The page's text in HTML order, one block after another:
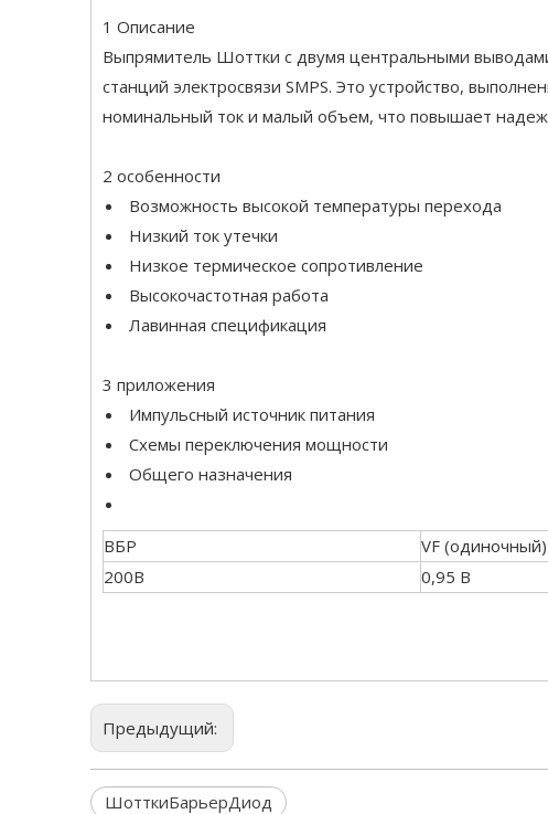
1 Описание
Выпрямитель Шоттки с двумя центральными
станций электросвязи SMPS. Это устройство,
номинальный ток и малый объем, что повышает
2 особенности
Возможность высокой температуры перехода
Низкий ток утечки
Низкое термическое сопротивление
Высокочастотная работа
Лавинная спецификация
3 приложения
Импульсный источник питания
Схемы переключения мощности
Общего назначения
ВБР VF
200В
0,95 В
Предыдущий:
ШотткиБарьерДиод